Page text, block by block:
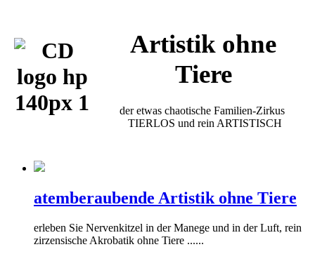
Artistik ohne
Tiere
der etwas chaotische Familien-Zirkus
TIERLOS und rein ARTISTISCH
atemberaubende Artistik ohne Tiere
erleben Sie Nervenkitzel in der Manege und in der Luft, rein
zirzensische Akrobatik ohne Tiere ......